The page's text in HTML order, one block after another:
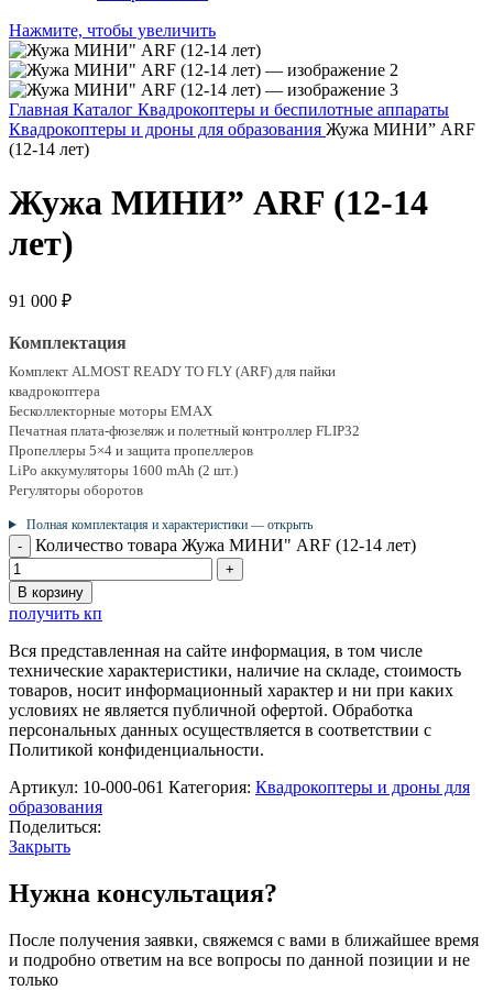
Нажмите, чтобы увеличить
Главная Каталог Квадрокоптеры и беспилотные аппараты
Квадрокоптеры и дроны для образования Жужа МИНИ” ARF
(12-14 лет)
Жужа МИНИ” ARF (12-14
лет)
91 000 ₽
Комплектация
Комплект ALMOST READY TO FLY (ARF) для пайки
квадрокоптера
Бесколлекторные моторы EMAX
Печатная плата-фюзеляж и полетный контроллер FLIP32
Пропеллеры 5×4 и защита пропеллеров
LiPo аккумуляторы 1600 mAh (2 шт.)
Регуляторы оборотов
Полная комплектация и характеристики — открыть
Количество товара Жужа МИНИ" ARF (12-14 лет)
В корзину
получить кп
Вся представленная на сайте информация, в том числе
технические характеристики, наличие на складе, стоимость
товаров, носит информационный характер и ни при каких
условиях не является публичной офертой. Обработка
персональных данных осуществляется в соответствии с
Политикой конфиденциальности.
Артикул: 10-000-061 Категория: Квадрокоптеры и дроны для
образования
Поделиться:
Закрыть
Нужна консультация?
После получения заявки, свяжемся с вами в ближайшее время
и подробно ответим на все вопросы по данной позиции и не
только